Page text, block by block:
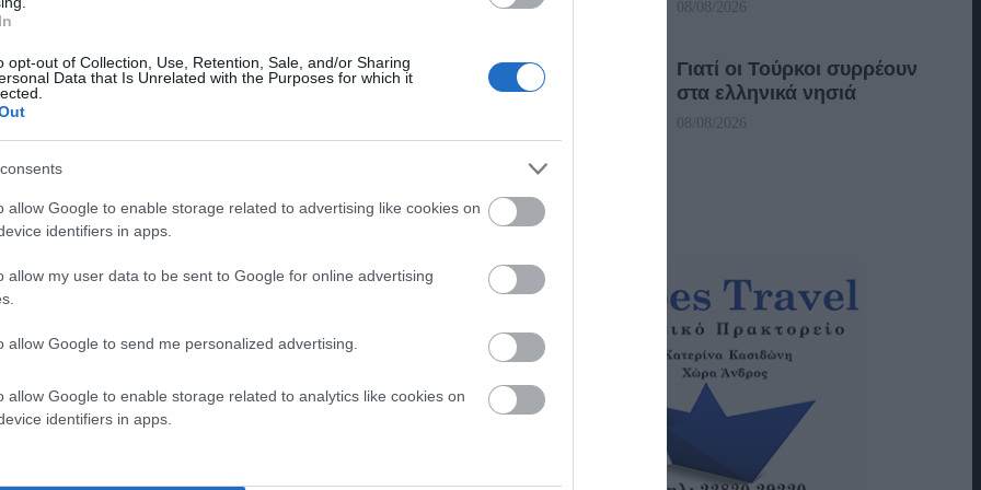
opt-out of Collection, Use, Retention, Sale, and/or Sharing
Data that Is Unrelated with the Purposes for which it
allow Google to enable storage related to advertising like cookies on
identifiers in apps.
allow my user data to be sent to Google for online advertising
allow Google to send me personalized advertising.
allow Google to enable storage related to analytics like cookies on
identifiers in apps.
στα Κρύα Ιτεών ήταν ιδιαίτερα αγαπητός.
άντεξε και έχασε τη μάχη με τη ζωή, ενώ σύμφωνα
εκλιπών είχε ένα πολυσχιδές έργο στην τοπική
της Αγίας Άννης και το Πνευματικό Κέντρο
τρεις γιοι του, Ιωάννης, Γεράσιμος και
και στην Ηλεία
ιερέας από χωριό του Ηλειακού Κάμπου, ο
τους στην Αθήνα χωρίς να γνωρίζει ότι νοσεί με
οι οποίοι δεν είχαν κάνει το εμβόλιο και
στο χωριό του κάμπου της Ηλείας όπου
08/08/2026
Γιατί οι Τούρκοι συρρέουν
στα ελληνικά νησιά
08/08/2026